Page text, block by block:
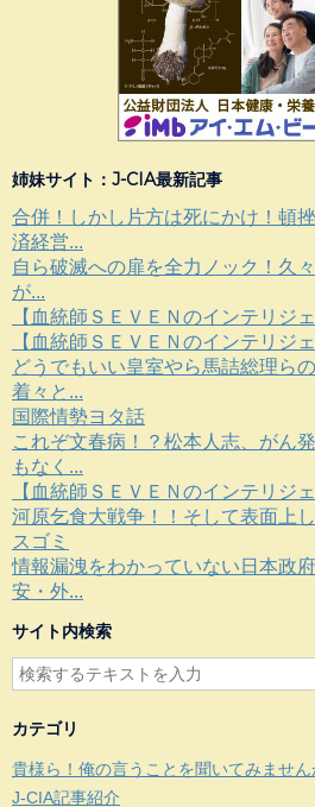
姉妹サイト：J-CIA最新記事
合併！しかし片方は死にかけ！頓
済経営...
自ら破滅への扉を全力ノック！久
が...
【血統師ＳＥＶＥＮのインテリジ
【血統師ＳＥＶＥＮのインテリジ
どうでもいい皇室やら馬詰総理ら
着々と...
国際情勢ヨタ話
これぞ文春病！？松本人志、がん
もなく...
【血統師ＳＥＶＥＮのインテリジ
河原乞食大戦争！！そして表面上
スゴミ
情報漏洩をわかっていない日本政
安・外...
サイト内検索
カテゴリ
貴様ら！俺の言うことを聞いてみません
J-CIA記事紹介